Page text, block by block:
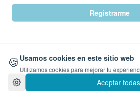
Registrarme
¿Ya tienes cuenta?Iniciar
🍪 Usamos cookies en este sitio web
Utilizamos cookies para mejorar tu
Aceptar todas